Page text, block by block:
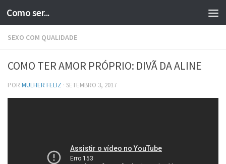
Skip to content
Como ser...
SEXO COM QUALIDADE
COMO TER AMOR PRÓPRIO: DIVÃ DA ALINE
POR MULHER FELIZ · SETEMBRO 3, 2017